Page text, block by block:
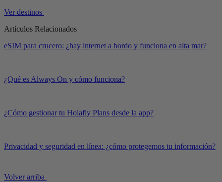
Ver destinos
Artículos Relacionados
eSIM para crucero: ¿hay internet a bordo y funciona en alta mar?
¿Qué es Always On y cómo funciona?
¿Cómo gestionar tu Holafly Plans desde la app?
Privacidad y seguridad en línea: ¿cómo protegemos tu información?
Volver arriba